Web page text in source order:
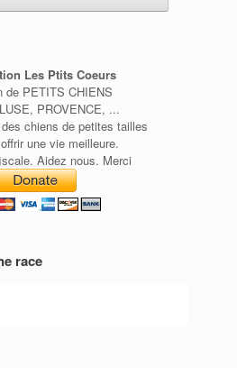
Les Ptits Coeurs
de PETITS CHIENS
PROVENCE, ...
chiens de petites tailles
une vie meilleure.
Aidez nous. Merci
race